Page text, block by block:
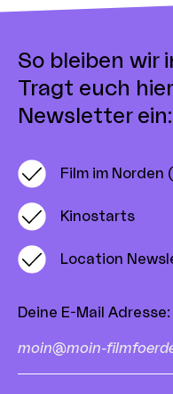
So bleiben wir
Tragt euch
Newsletter ein:
Film im Norden
Kinostarts
Location
Deine E-Mail Adresse: